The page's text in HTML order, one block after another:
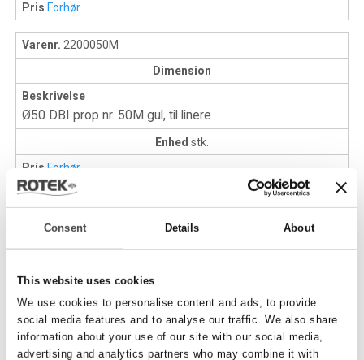
Consent Details About
This website uses cookies
We use cookies to personalise content and ads, to provide
social media features and to analyse our traffic. We also share
information about your use of our site with our social media,
advertising and analytics partners who may combine it with
Pris Forhør
Varenr. 2200050M
Dimension
Beskrivelse
Ø50 DBI prop nr. 50M gul, til linere
Enhed stk.
Pris Forhør
Catcher